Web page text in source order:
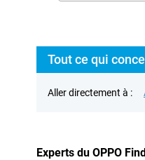
Tout ce qui
Aller directement à :
Experts du OPPO